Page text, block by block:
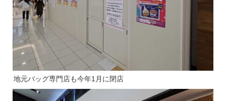
地元バッグ専門店も今年1月に閉店